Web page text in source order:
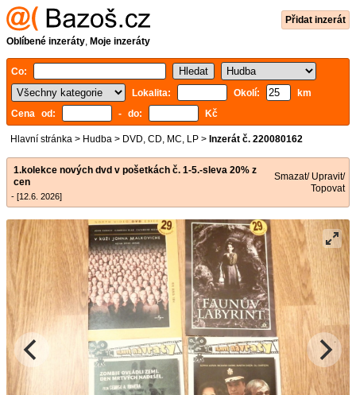
Přidat inzerát
Oblíbené inzeráty, Moje inzeráty
Co:
Lokalita:
Okolí:
km
Cena od:
- do: Kč
Hlavní stránka > Hudba > DVD, CD, MC, LP > Inzerát č. 220080162
1.kolekce nových dvd v pošetkách č. 1-5.-sleva 20% z
cen
- [12.6. 2026]
Smazat/ Upravit/
Topovat